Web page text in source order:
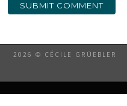
2026 © CÉCILE GRÜEBLER